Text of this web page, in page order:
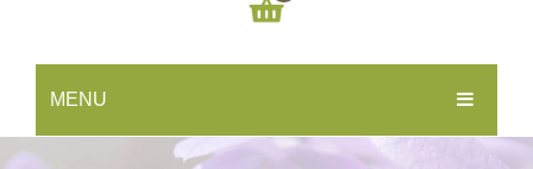
MENU
You have no items in your shopping cart
SUBTOTAL: 0.00€